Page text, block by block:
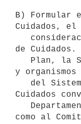
B) Formular
Cuidados, el
de
y
Cuidados
como al